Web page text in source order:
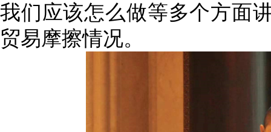
我们应该怎么做等多个方面
贸易摩擦情况。